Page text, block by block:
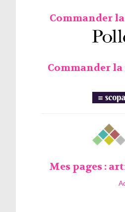
Commander
Commander
Mes pages :